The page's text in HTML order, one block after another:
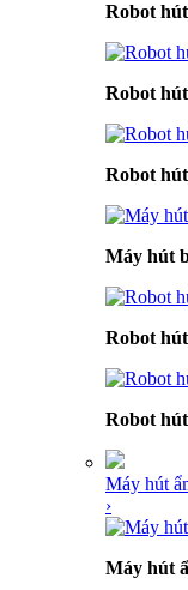
Robot
Robot
Robot
Máy hút
Robot
Robot
Máy hút
›
Máy hút